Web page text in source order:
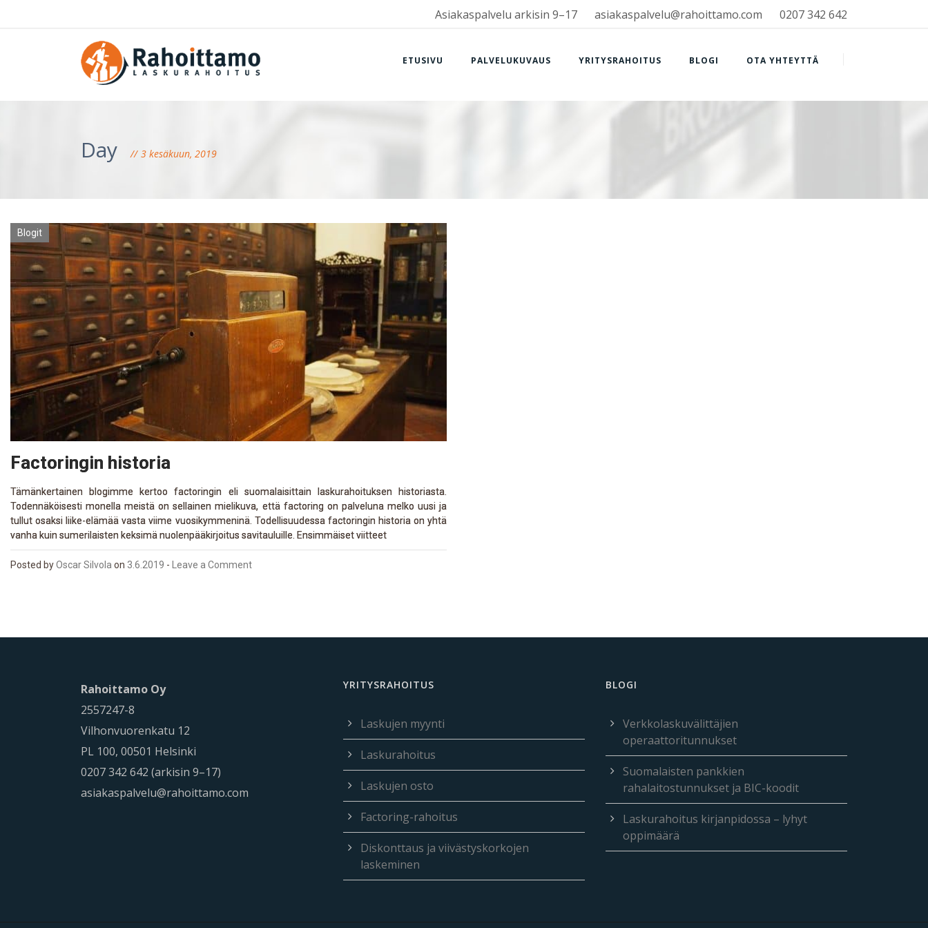
Asiakaspalvelu arkisin 9–17 asiakaspalvelu@rahoittamo.com 0207 342 642
ETUSIVU PALVELUKUVAUS YRITYSRAHOITUS BLOGI OTA YHTEYTTÄ
Day 3 kesäkuun, 2019
Factoringin historia
Blogit
Tämänkertainen blogimme kertoo factoringin eli suomalaisittain laskurahoituksen historiasta.
Todennäköisesti monella meistä on sellainen mielikuva, että factoring on palveluna melko uusi ja
tullut osaksi liike-elämää vasta viime vuosikymmeninä. Todellisuudessa factoringin historia on yhtä
vanha kuin sumerilaisten keksimä nuolenpääkirjoitus savitauluille. Ensimmäiset viitteet
Posted byOscar Silvola on 3.6.2019 - Leave a Comment
Rahoittamo Oy
2557247-8
Vilhonvuorenkatu 12
PL 100, 00501 Helsinki
0207 342 642 (arkisin 9–17)
asiakaspalvelu@rahoittamo.com
YRITYSRAHOITUS
Laskujen myynti
Laskurahoitus
Laskujen osto
Factoring-rahoitus
Diskonttaus ja viivästyskorkojen
laskeminen
BLOGI
Verkkolaskuvälittäjien
operaattoritunnukset
Suomalaisten pankkien
rahalaitostunnukset ja BIC-koodit
Laskurahoitus kirjanpidossa – lyhyt
oppimäärä